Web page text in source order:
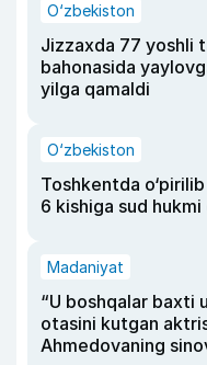
O‘zbekiston
Jizzaxda 77 yoshli
bahonasida
yilga qamaldi
O‘zbekiston
Toshkentda
6 kishiga sud hukmi
Madaniyat
“U boshqalar baxti
otasini kutgan
Ahmedovaning